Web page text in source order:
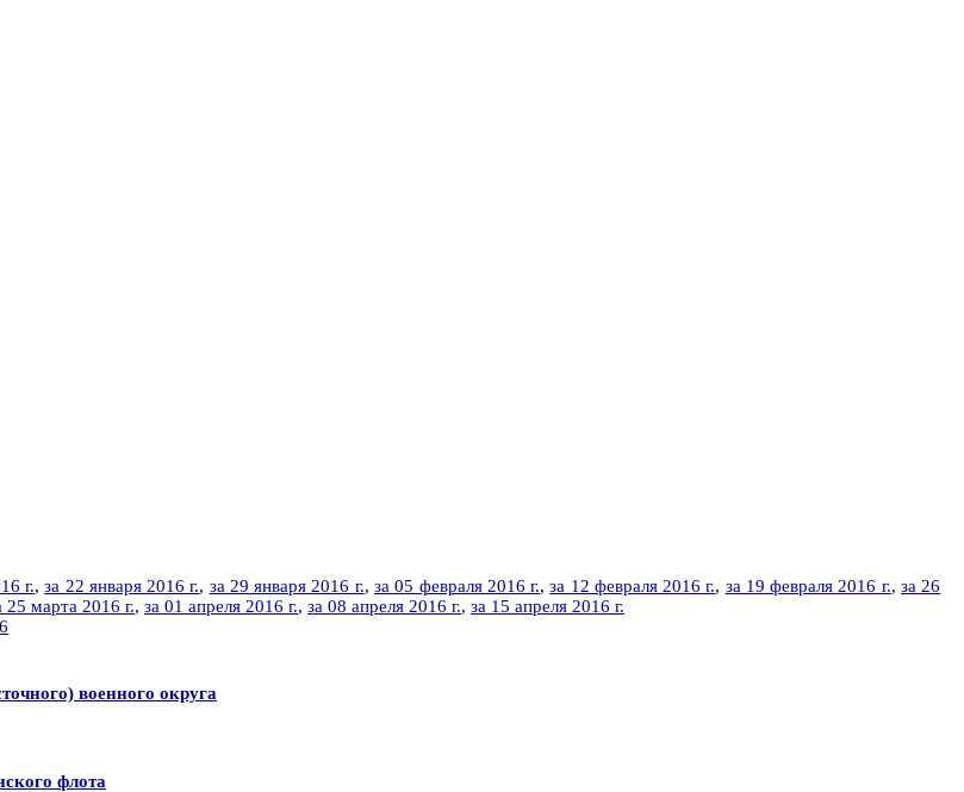
г.,за 22 января 2016 г., за 29 января 2016 г., за 05 февраля 2016 г.,за 12 февраля 2016 г., за 19 февраля 2016 г.,за 26
25 марта 2016 г., за 01 апреля 2016 г., за 08 апреля 2016 г., за 15 апреля 2016 г.
военного округа
флота